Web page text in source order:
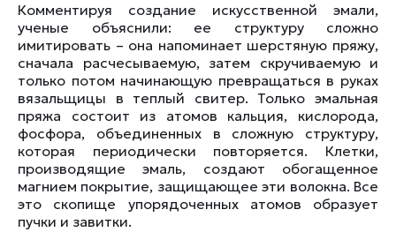
Комментируя создание искусственной эмали,
ученые объяснили: ее структуру сложно
имитировать – она напоминает шерстяную пряжу,
сначала расчесываемую, затем скручиваемую и
только потом начинающую превращаться в руках
вязальщицы в теплый свитер. Только эмальная
пряжа состоит из атомов кальция, кислорода,
фосфора, объединенных в сложную структуру,
которая периодически повторяется. Клетки,
производящие эмаль, создают обогащенное
магнием покрытие, защищающее эти волокна. Все
это скопище упорядоченных атомов образует
пучки и завитки.